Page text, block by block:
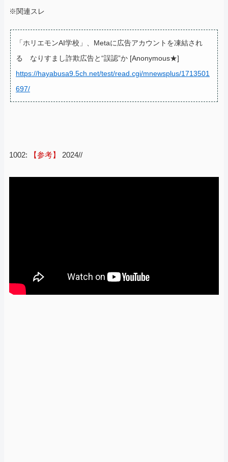
※関連スレ
「ホリエモンAI学校」、Metaに広告アカウントを凍結され
る なりすまし詐欺広告と“誤認”か [Anonymous★]
https://hayabusa9.5ch.net/test/read.cgi/mnewsplus/1713501
697/
1002: 【参考】 2024//